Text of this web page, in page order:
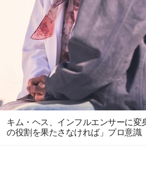
キム・ヘス、インフルエンサーに変
の役割を果たさなければ」プロ意識